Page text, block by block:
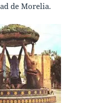
de Morelia.